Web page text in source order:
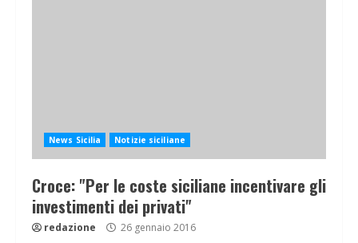
News Sicilia Notizie siciliane
Croce: "Per le coste siciliane incentivare gli
investimenti dei privati"
redazione 26 gennaio 2016